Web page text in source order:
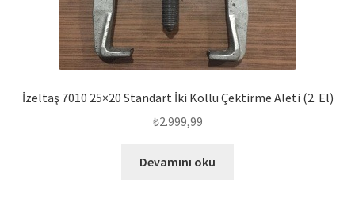
İzeltaş 7010 25×20 Standart İki Kollu Çektirme Aleti (2. El)
₺2.999,99
Devamını oku